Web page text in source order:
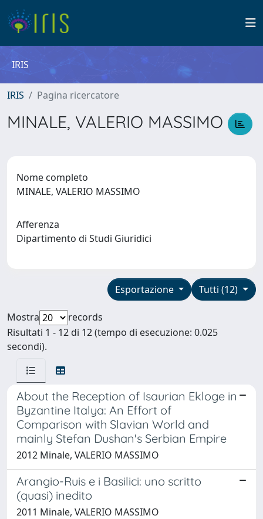
IRIS
IRIS Pagina ricercatore
MINALE, VALERIO MASSIMO
Nome completo
MINALE, VALERIO MASSIMO
Afferenza
Dipartimento di Studi Giuridici
Tutti (12)
Esportazione
Mostra
records
Risultati 1 - 12 di 12 (tempo di esecuzione: 0.025
secondi).
About the Reception of Isaurian Ekloge in
Byzantine Italya: An Effort of
Comparison with Slavian World and
mainly Stefan Dushan's Serbian Empire
2012 Minale, VALERIO MASSIMO
Arangio-Ruis e i Basilici: uno scritto
(quasi) inedito
2011 Minale, VALERIO MASSIMO